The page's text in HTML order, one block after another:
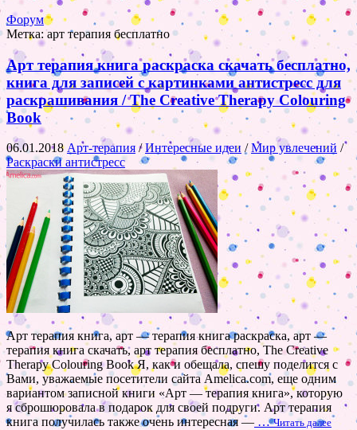
Форум
Метка:арт терапия бесплатно
Арт терапия книга раскраска скачать бесплатно,
книга для записей с картинками антистресс для
раскрашивания / The Creative Therapy Colouring
Book
06.01.2018Арт-терапия /Интересные идеи /Мир увлечений /
Раскраски антистресс
Арт терапия книга, арт — терапия книга раскраска, арт —
терапия книга скачать, арт терапия бесплатно, The Creative
Therapy Colouring Book Я, как и обещала, спешу поделится с
Вами, уважаемые посетители сайта Amelica.com, еще одним
вариантом записной книги «Арт — терапия книга», которую
я сброшюровала в подарок для своей подруги. Арт терапия
книга получилась также очень интересная —…Читать далее